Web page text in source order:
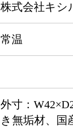
株式会社キシ
常温
外寸：
き無垢材、